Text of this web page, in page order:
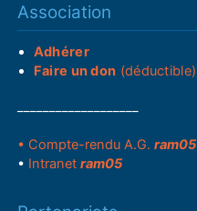
Association
Adhérer
Faire un don (déductible)
• Compte-rendu A.G.ram05
• Intranetram05